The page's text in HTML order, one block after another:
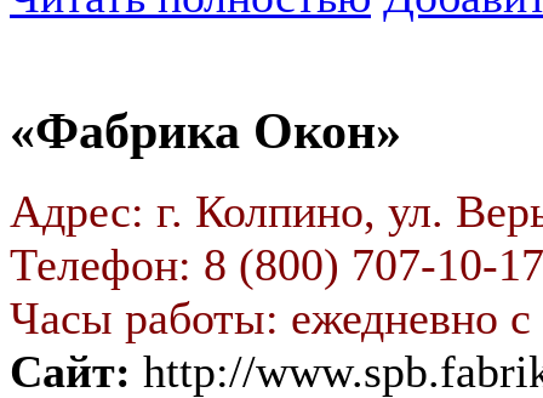
«Фабрика Окон»
Адрес: г. Колпино, ул.
Телефон: 8 (800) 707-10-17
Часы работы: ежедневно
Сайт: http://